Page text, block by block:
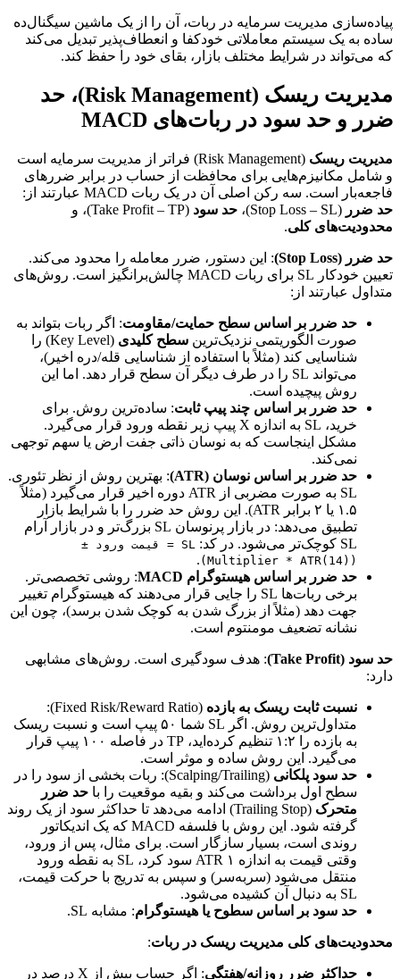
پیاده‌سازی مدیریت سرمایه در ربات، آن را از یک ماشین سیگنال‌ده
ساده به یک سیستم معاملاتی خودکفا و انعطاف‌پذیر تبدیل می‌کند
که می‌تواند در شرایط مختلف بازار، بقای خود را حفظ کند.
مدیریت ریسک (Risk Management)، حد
ضرر و حد سود در ربات‌های MACD
مدیریت ریسک
(Risk Management) فراتر از مدیریت سرمایه است
و شامل مکانیزم‌هایی برای محافظت از حساب در برابر ضررهای
فاجعه‌بار است. سه رکن اصلی آن در یک ربات MACD عبارتند از:
حد ضرر (Stop Loss – SL)، حد سود (Take Profit – TP)، و
محدودیت‌های کلی.
حد ضرر (Stop Loss)
: این دستور، ضرر معامله را محدود می‌کند.
تعیین خودکار SL برای ربات MACD چالش‌برانگیز است. روش‌های
متداول عبارتند از:
حد ضرر بر اساس سطح حمایت/مقاومت: اگر ربات بتواند به
صورت الگوریتمی نزدیک‌ترین سطح کلیدی
(Key Level) را
شناسایی کند (مثلاً با استفاده از شناسایی قله/دره اخیر)،
می‌تواند SL را در طرف دیگر آن سطح قرار دهد. اما این
روش پیچیده است.
حد ضرر بر اساس چند پیپ ثابت: ساده‌ترین روش. برای
خرید، SL به اندازه X پیپ زیر نقطه ورود قرار می‌گیرد.
مشکل اینجاست که به نوسان ذاتی جفت ارض یا سهم توجهی
نمی‌کند.
حد ضرر بر اساس نوسان (ATR)
: بهترین روش از نظر تئوری.
SL به صورت مضربی از ATR دوره اخیر قرار می‌گیرد (مثلاً
۱.۵ یا ۲ برابر ATR). این روش حد ضرر را با شرایط بازار
تطبیق می‌دهد: در بازار پرنوسان SL بزرگ‌تر و در بازار آرام
SL کوچک‌تر می‌شود. در کد:
SL = قیمت ورود ±
(Multiplier * ATR(14))
.
حد ضرر بر اساس هیستوگرام MACD
: روشی تخصصی‌تر.
برخی ربات‌ها SL را جایی قرار می‌دهند که هیستوگرام تغییر
جهت دهد (مثلاً از بزرگ شدن به کوچک شدن برسد)، چون این
نشانه تضعیف مومنتوم است.
حد سود (Take Profit)
: هدف سودگیری است. روش‌های مشابهی
دارد:
نسبت ثابت ریسک به بازده
(Fixed Risk/Reward Ratio):
متداول‌ترین روش. اگر SL شما ۵۰ پیپ است و نسبت ریسک
به بازده را ۱:۲ تنظیم کرده‌اید، TP در فاصله ۱۰۰ پیپ قرار
می‌گیرد. این روش ساده و موثر است.
حد سود پلکانی
(Scalping/Trailing): ربات بخشی از سود را در
سطح اول برداشت می‌کند و بقیه موقعیت را با حد ضرر
متحرک
(Trailing Stop) ادامه می‌دهد تا حداکثر سود از یک روند
گرفته شود. این روش با فلسفه MACD که یک اندیکاتور
روندی است، بسیار سازگار است. برای مثال، پس از ورود،
وقتی قیمت به اندازه ۱ ATR سود کرد، SL به نقطه ورود
منتقل می‌شود (سربه‌سر) و سپس به تدریج با حرکت قیمت،
SL به دنبال آن کشیده می‌شود.
حد سود بر اساس سطوح یا هیستوگرام: مشابه SL.
محدودیت‌های کلی مدیریت ریسک در ربات:
حداکثر ضرر روزانه/هفتگی : اگر حساب بیش از X درصد در